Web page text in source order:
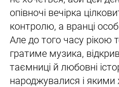
опівночі вечірка
контролю, а вранці
Але до того часу рікою
гратиме музика,
таємниці й любовні
народжувалися і якими